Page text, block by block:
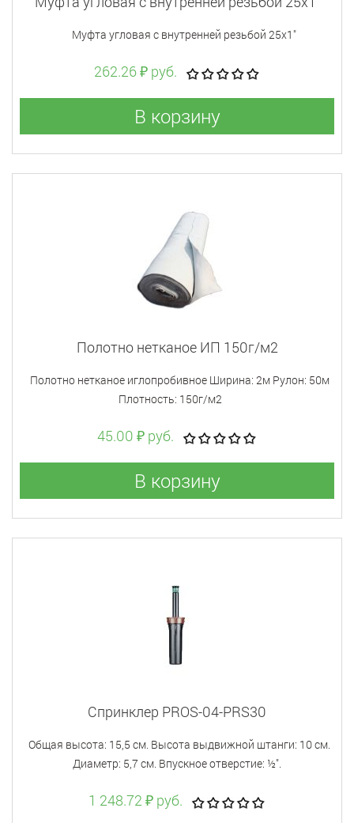
Муфта угловая c внутренней резьбой 25x1"
262.26 ₽ руб.
В корзину
Полотно нетканое ИП 150г/м2
Полотно нетканое иглопробивное Ширина: 2м Рулон: 50м
Плотность: 150г/м2
45.00 ₽ руб.
В корзину
Спринклер PROS-04-PRS30
Общая высота: 15,5 см. Высота выдвижной штанги: 10 см.
Диаметр: 5,7 см. Впускное отверстие: ½".
1 248.72 ₽ руб.